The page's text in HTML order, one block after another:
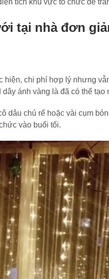
tại nhà đơn
chi phí hợp lý nhưng
ánh vàng là đã có thể tạo
dâu chú rể hoặc vài cụm
vào buổi tối.